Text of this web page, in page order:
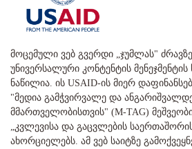
მოცემული ვებ გვერდი „ჯუმლას"
უნივერსალური კონტენტის მენეჯმენტის
ნაწილია. ის USAID-ის მიერ
"მედია გამჭვირვალე და
მმართველობისთვის" (M-TAG)
„კვლევისა და გაცვლების
ახორციელებს. ამ ვებ საიტზე